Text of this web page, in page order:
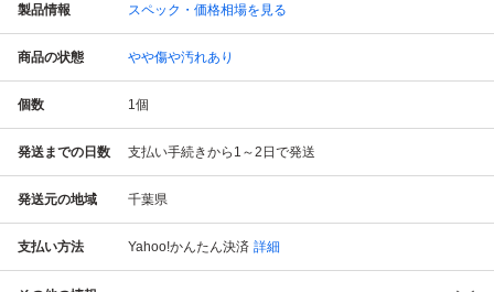
製品情報 スペック・価格相場を見る
商品の状態 やや傷や汚れあり
個数 1個
発送までの日数 支払い手続きから1～2日で発送
発送元の地域 千葉県
支払い方法 Yahoo!かんたん決済 詳細